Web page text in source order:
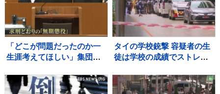
「どこが問題だったのか一
生涯考えてほしい」集団暴
時18）に無期懲役の判決 裁
判員裁判 北海道・江別市
タイの学校銃撃 容疑者の生
徒は学校の成績でストレス
軽傷